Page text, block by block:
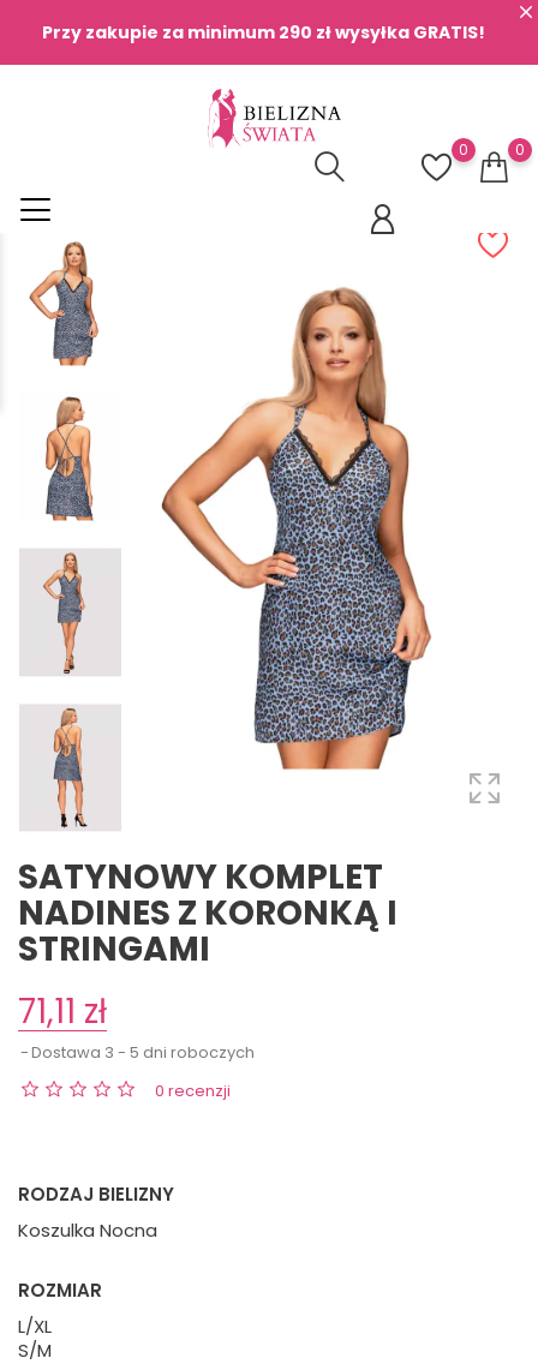
Przy zakupie za minimum 290 zł wysyłka GRATIS!
0
0
SATYNOWY KOMPLET
NADINES Z KORONKĄ I
STRINGAMI
71,11 zł
Dostawa 3 - 5 dni roboczych
0 recenzji
RODZAJ BIELIZNY
Koszulka Nocna
ROZMIAR
L/XL
S/M